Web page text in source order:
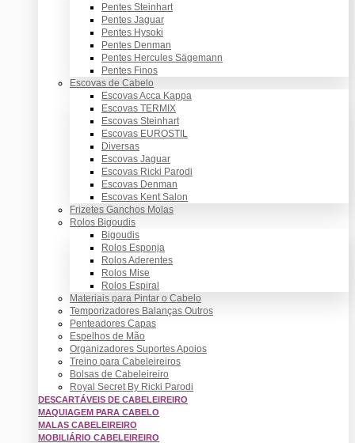
Pentes Steinhart
Pentes Jaguar
Pentes Hysoki
Pentes Denman
Pentes Hercules Sägemann
Pentes Finos
Escovas de Cabelo
Escovas Acca Kappa
Escovas TERMIX
Escovas Steinhart
Escovas EUROSTIL
Diversas
Escovas Jaguar
Escovas Ricki Parodi
Escovas Denman
Escovas Kent Salon
Frizetes Ganchos Molas
Rolos Bigoudis
Bigoudis
Rolos Esponja
Rolos Aderentes
Rolos Mise
Rolos Espiral
Materiais para Pintar o Cabelo
Temporizadores Balanças Outros
Penteadores Capas
Espelhos de Mão
Organizadores Suportes Apoios
Treino para Cabeleireiros
Bolsas de Cabeleireiro
Royal Secret By Ricki Parodi
DESCARTÁVEIS DE CABELEIREIRO
MAQUIAGEM PARA CABELO
MALAS CABELEIREIRO
MOBILIÁRIO CABELEIREIRO